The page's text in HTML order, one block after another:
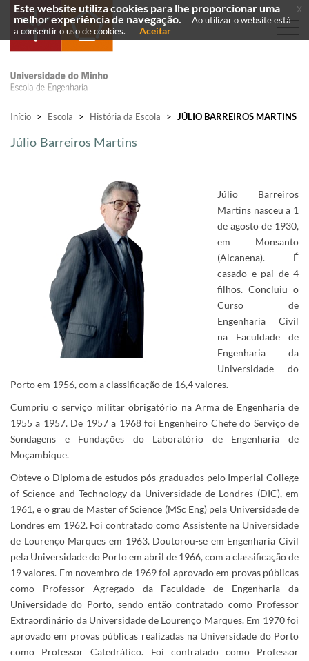
Início > Escola > História da Escola > JÚLIO BARREIROS MARTINS
Júlio Barreiros Martins
Júlio Barreiros
Martins nasceu a 1
de agosto de 1930,
em Monsanto
(Alcanena). É
casado e pai de 4
filhos. Concluiu o
Curso de
Engenharia Civil
na Faculdade de
Engenharia da
Universidade do
Porto em 1956, com a classificação de 16,4 valores.
Cumpriu o serviço militar obrigatório na Arma de Engenharia de
1955 a 1957. De 1957 a 1968 foi Engenheiro Chefe do Serviço de
Sondagens e Fundações do Laboratório de Engenharia de
Moçambique.
Obteve o Diploma de estudos pós-graduados pelo Imperial College
of Science and Technology da Universidade de Londres (DIC), em
1961, e o grau de Master of Science (MSc Eng) pela Universidade de
Londres em 1962. Foi contratado como Assistente na Universidade
de Lourenço Marques em 1963. Doutorou-se em Engenharia Civil
pela Universidade do Porto em abril de 1966, com a classificação de
19 valores. Em novembro de 1969 foi aprovado em provas públicas
como Professor Agregado da Faculdade de Engenharia da
Universidade do Porto, sendo então contratado como Professor
Extraordinário da Universidade de Lourenço Marques. Em 1970 foi
aprovado em provas públicas realizadas na Universidade do Porto
como Professor Catedrático. Foi contratado como Professor
Este website utiliza cookies para lhe proporcionar uma
melhor experiência de navegação.
Ao utilizar o website está
a consentir o uso de cookies.
Aceitar
x